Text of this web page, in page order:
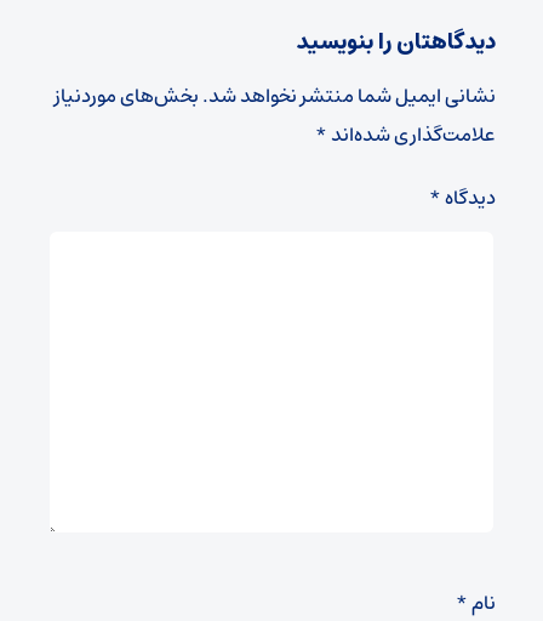
دیدگاهتان را بنویسید
نشانی ایمیل شما منتشر نخواهد شد.بخش‌های موردنیاز
علامت‌گذاری شده‌اند*
دیدگاه*
نام*